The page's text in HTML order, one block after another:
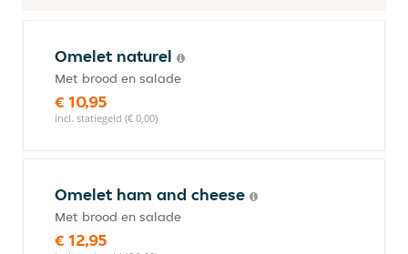
Omelet naturel
Met brood en salade
€ 10,95
incl. statiegeld (€ 0,00)
Omelet ham and cheese
Met brood en salade
€ 12,95